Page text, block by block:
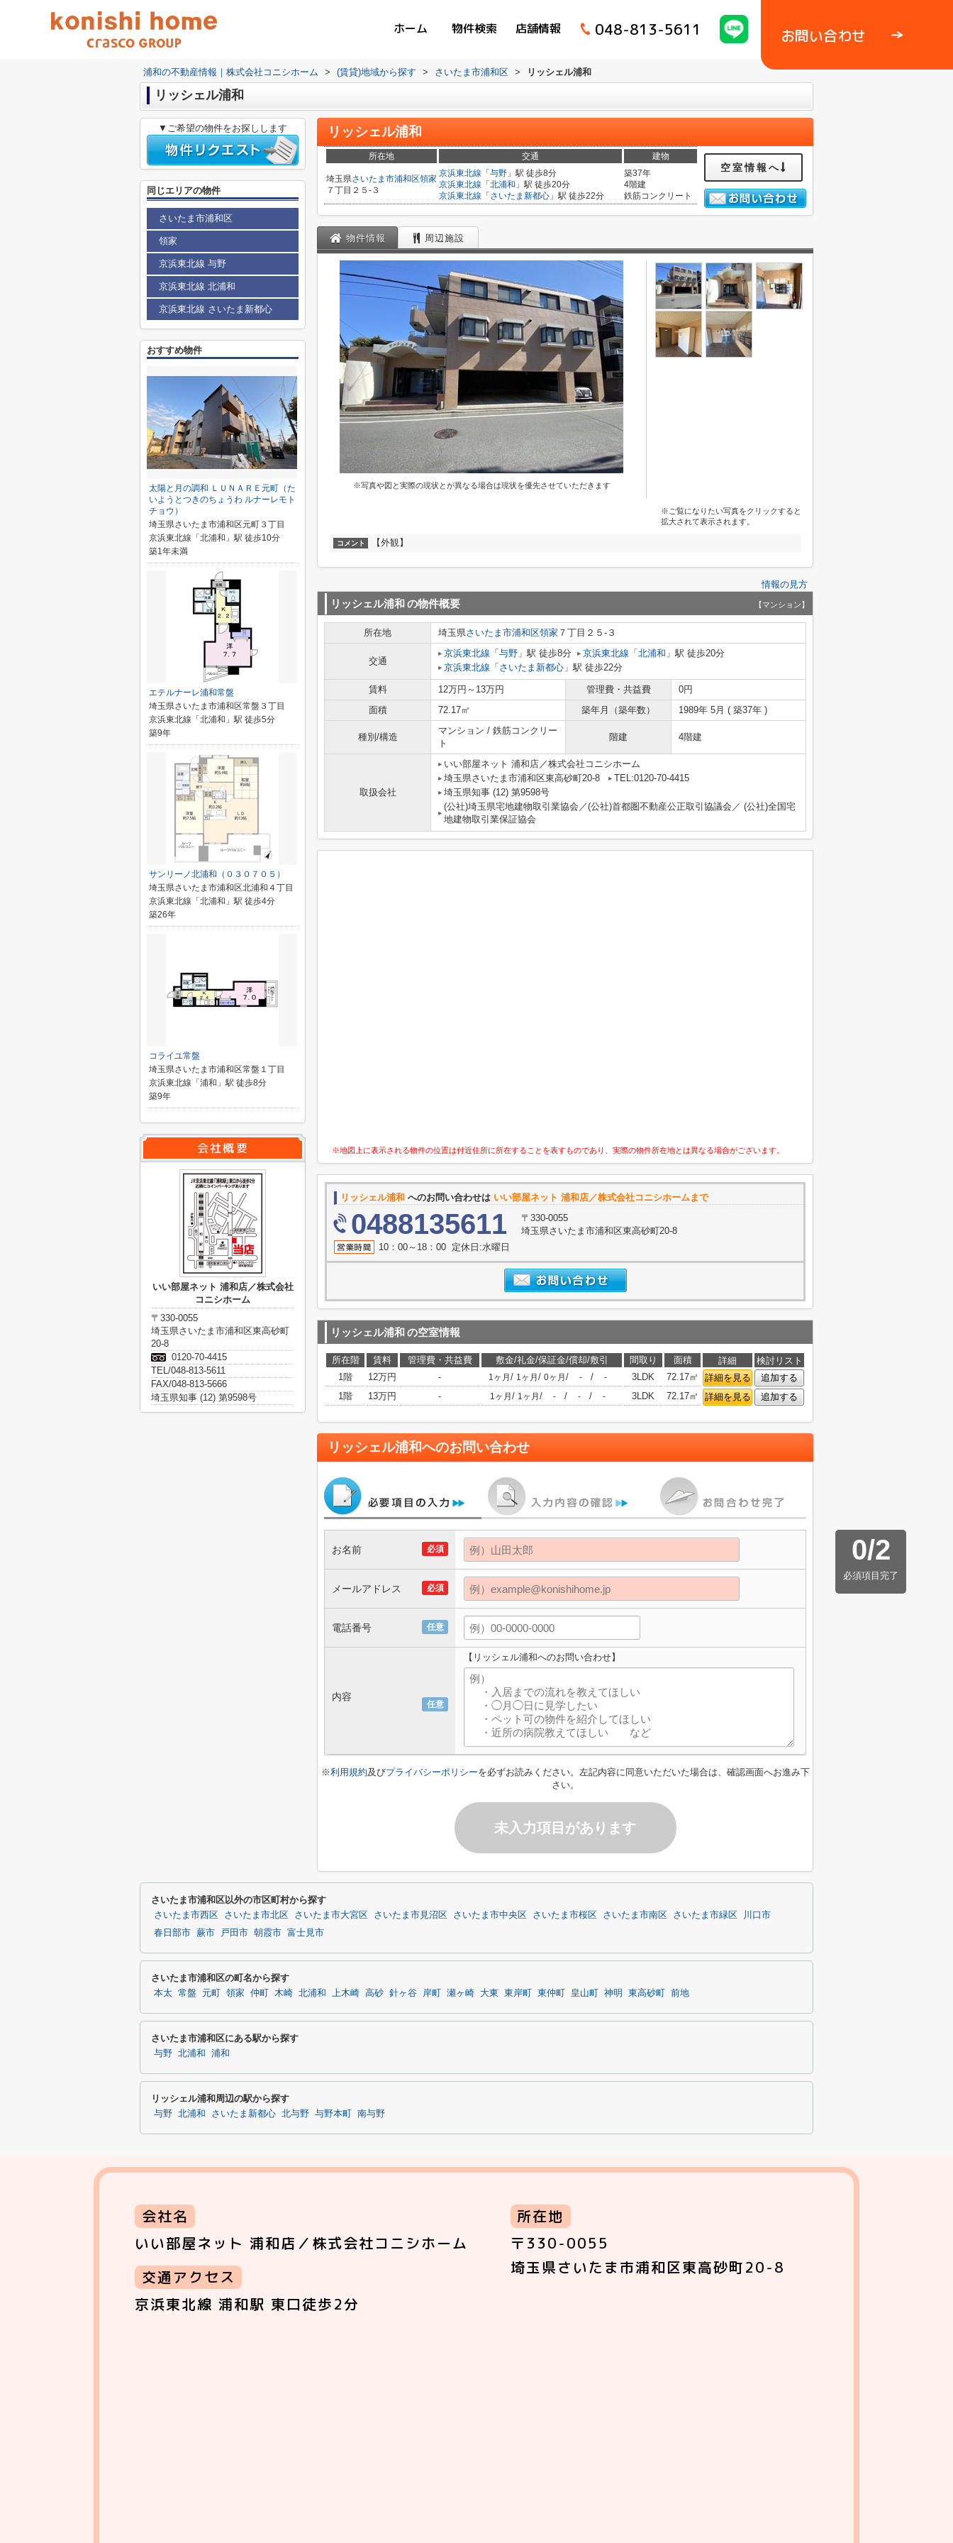
ホーム 物件検索 店舗情報 048-813-5611 お問い合わせ
浦和の不動産情報｜株式会社コニシホーム > (賃貸)地域から探す > さいたま市浦和区 > リッシェル浦和
リッシェル浦和
リッシェル浦和
所在地 交通 建物
埼玉県さいたま市浦和区領家
７丁目２５-３
京浜東北線 「 与野 」駅 徒歩8分
京浜東北線 「 北浦和 」駅 徒歩20分
京浜東北線 「 さいたま新都心 」駅 徒歩22分
築37年
4階建
鉄筋コンクリート
空室情報へ
物件情報 周辺施設
※写真や図と実際の現状とが異なる場合は現状を優先させていただきます
※ご覧になりたい写真をクリックすると
拡大されて表示されます。
コメント 【外観】
情報の見方
リッシェル浦和 の物件概要 【マンション】
所在地 埼玉県さいたま市浦和区領家 ７丁目２５-３
交通
京浜東北線 「 与野 」駅 徒歩8分 京浜東北線 「 北浦和 」駅 徒歩20分
京浜東北線 「 さいたま新都心 」駅 徒歩22分
賃料 12万円～13万円 管理費・共益費
0円
面積
72.17㎡ 築年月（築年数） 1989年 5月 ( 築37年 )
種別/構造
マンション / 鉄筋コンクリー
ト
階建 4階建
取扱会社
いい部屋ネット 浦和店／株式会社コニシホーム
埼玉県さいたま市浦和区東高砂町20-8
TEL:0120-70-4415
埼玉県知事 (12) 第9598号
(公社)埼玉県宅地建物取引業協会／(公社)首都圏不動産公正取引協議会／ (公社)全国宅
地建物取引業保証協会
※地図上に表示される物件の位置は付近住所に所在することを表すものであり、実際の物件所在地とは異なる場合がございます。
リッシェル浦和 へのお問い合わせは いい部屋ネット 浦和店／株式会社コニシホームまで
0488135611
〒330-0055
埼玉県さいたま市浦和区東高砂町20-8
10：00～18：00 定休日:水曜日
リッシェル浦和 の空室情報
所在階 賃料 管理費・共益費 敷金/礼金/保証金/償却/敷引 間取り 面積 詳細
検討リスト
1階
12万円 - 1ヶ月 / 1ヶ月 / 0ヶ月 / - / - 3LDK 72.17㎡ 詳細を見る
追加する
1階
13万円 - 1ヶ月 / 1ヶ月 / - / - / - 3LDK 72.17㎡ 詳細を見る 追加する
リッシェル浦和へのお問い合わせ
0/2
必須項目完了
必須
お名前
必須
メールアドレス
任意
電話番号
任意
内容
【リッシェル浦和へのお問い合わせ】
※利用規約及びプライバシーポリシーを必ずお読みください。左記内容に同意いただいた場合は、確認画面へお進み下
さい。
未入力項目があります
▼ご希望の物件をお探しします
同じエリアの物件
さいたま市浦和区
領家
京浜東北線 与野
京浜東北線 北浦和
京浜東北線 さいたま新都心
おすすめ物件
太陽と月の調和 ＬＵＮＡＲＥ元町（た
いようとつきのちょうわ ルナーレモト
チョウ）
埼玉県さいたま市浦和区元町３丁目
京浜東北線「北浦和」駅 徒歩10分
築1年未満
エテルナーレ浦和常盤
埼玉県さいたま市浦和区常盤３丁目
京浜東北線「北浦和」駅 徒歩5分
築9年
サンリーノ北浦和（０３０７０５）
埼玉県さいたま市浦和区北浦和４丁目
京浜東北線「北浦和」駅 徒歩4分
築26年
コライユ常盤
埼玉県さいたま市浦和区常盤１丁目
京浜東北線「浦和」駅 徒歩8分
築9年
いい部屋ネット 浦和店／株式会社
コニシホーム
〒330-0055
埼玉県さいたま市浦和区東高砂町
20-8
0120-70-4415
TEL/048-813-5611
FAX/048-813-5666
埼玉県知事 (12) 第9598号
さいたま市浦和区以外の市区町村から探す
さいたま市西区 さいたま市北区 さいたま市大宮区 さいたま市見沼区 さいたま市中央区 さいたま市桜区 さいたま市南区 さいたま市緑区
川口市
春日部市
蕨市 戸田市 朝霞市 富士見市
さいたま市浦和区の町名から探す
本太 常盤 元町 領家 仲町 木崎 北浦和 上木崎 高砂 針ヶ谷 岸町 瀬ヶ崎 大東 東岸町 東仲町 皇山町 神明 東高砂町 前地
さいたま市浦和区にある駅から探す
与野 北浦和 浦和
リッシェル浦和周辺の駅から探す
与野 北浦和 さいたま新都心 北与野 与野本町 南与野
会社名
いい部屋ネット 浦和店／株式会社コニシホーム
交通アクセス
京浜東北線 浦和駅 東口徒歩2分
所在地
〒330-0055
埼玉県さいたま市浦和区東高砂町20-8